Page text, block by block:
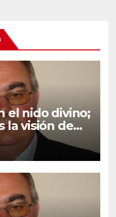
el nido divino;
la visión de